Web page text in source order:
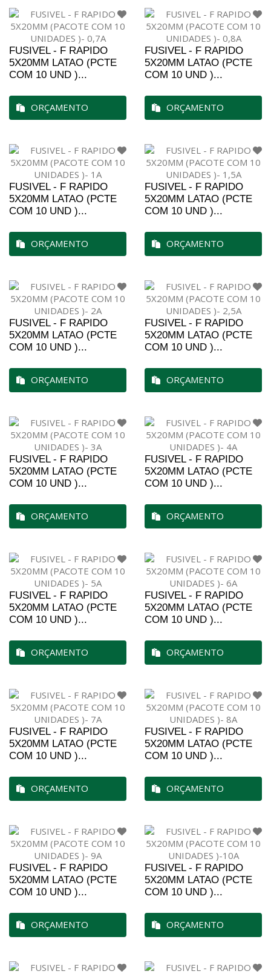
FUSIVEL - F RAPIDO
5X20MM LATAO (PCTE
COM 10 UND )...
ORÇAMENTO
FUSIVEL - F RAPIDO
5X20MM LATAO (PCTE
COM 10 UND )...
ORÇAMENTO
FUSIVEL - F RAPIDO
5X20MM LATAO (PCTE
COM 10 UND )...
ORÇAMENTO
FUSIVEL - F RAPIDO
5X20MM LATAO (PCTE
COM 10 UND )...
ORÇAMENTO
FUSIVEL - F RAPIDO
5X20MM LATAO (PCTE
COM 10 UND )...
ORÇAMENTO
FUSIVEL - F RAPIDO
5X20MM LATAO (PCTE
COM 10 UND )...
ORÇAMENTO
FUSIVEL - F RAPIDO
5X20MM LATAO (PCTE
COM 10 UND )...
ORÇAMENTO
FUSIVEL - F RAPIDO
5X20MM LATAO (PCTE
COM 10 UND )...
ORÇAMENTO
FUSIVEL - F RAPIDO
5X20MM LATAO (PCTE
COM 10 UND )...
ORÇAMENTO
FUSIVEL - F RAPIDO
5X20MM LATAO (PCTE
COM 10 UND )...
ORÇAMENTO
FUSIVEL - F RAPIDO
5X20MM LATAO (PCTE
COM 10 UND )...
ORÇAMENTO
FUSIVEL - F RAPIDO
5X20MM LATAO (PCTE
COM 10 UND )...
ORÇAMENTO
FUSIVEL - F RAPIDO
5X20MM LATAO (PCTE
COM 10 UND )...
ORÇAMENTO
FUSIVEL - F RAPIDO
5X20MM LATAO (PCTE
COM 10 UND )...
ORÇAMENTO